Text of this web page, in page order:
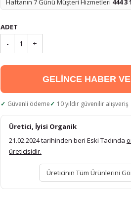
Haftanın 7 Günü Müşteri Hizmetleri 444 3
ADET
- 1 +
GELİNCE HABER
Güvenli ödeme 10 yıldır güvenilir alışveriş
Üretici, İyisi Organik
21.02.2024 tarihinden beri Eski Tadında
üreticisidir.
Üreticinin Tüm Ürünlerini